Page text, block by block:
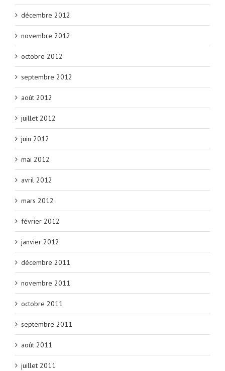
décembre 2012
novembre 2012
octobre 2012
septembre 2012
août 2012
juillet 2012
juin 2012
mai 2012
avril 2012
mars 2012
février 2012
janvier 2012
décembre 2011
novembre 2011
octobre 2011
septembre 2011
août 2011
juillet 2011